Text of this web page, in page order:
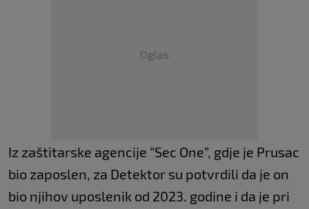
Oglas
Iz zaštitarske agencije “Sec One”, gdje je Prusac
bio zaposlen, za Detektor su potvrdili da je on
bio njihov uposlenik od 2023. godine i da je pri